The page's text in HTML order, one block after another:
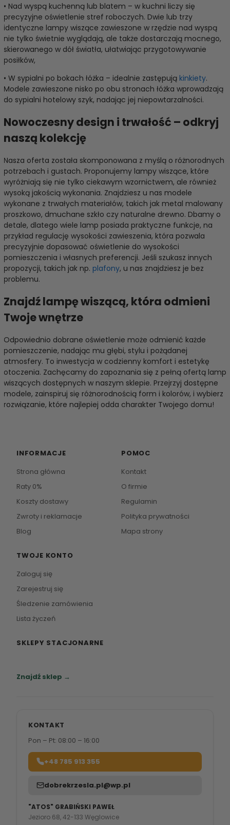
• Nad wyspą kuchenną lub blatem – w kuchni liczy się
precyzyjne oświetlenie stref roboczych. Dwie lub trzy
identyczne lampy wiszące zawieszone w rzędzie nad wyspą
nie tylko świetnie wyglądają, ale także dostarczają mocnego,
skierowanego w dół światła, ułatwiając przygotowywanie
posiłków,
• W sypialni po bokach łóżka – idealnie zastępują kinkiety.
Modele zawieszone nisko po obu stronach łóżka wprowadzają
do sypialni hotelowy szyk, nadając jej niepowtarzalności.
Nowoczesny design i trwałość – odkryj
naszą kolekcję
Nasza oferta została skomponowana z myślą o różnorodnych
potrzebach i gustach. Proponujemy lampy wiszące, które
wyróżniają się nie tylko ciekawym wzornictwem, ale również
wysoką jakością wykonania. Znajdziesz u nas modele
wykonane z trwałych materiałów, takich jak metal malowany
proszkowo, dmuchane szkło czy naturalne drewno. Dbamy o
detale, dlatego wiele lamp posiada praktyczne funkcje, na
przykład regulację wysokości zawieszenia, która pozwala
precyzyjnie dopasować oświetlenie do wysokości
pomieszczenia i własnych preferencji. Jeśli szukasz innych
propozycji, takich jak np. plafony, u nas znajdziesz je bez
problemu.
Znajdź lampę wiszącą, która odmieni
Twoje wnętrze
Odpowiednio dobrane oświetlenie może odmienić każde
pomieszczenie, nadając mu głębi, stylu i pożądanej
atmosfery. To inwestycja w codzienny komfort i estetykę
otoczenia. Zachęcamy do zapoznania się z pełną ofertą lamp
wiszących dostępnych w naszym sklepie. Przejrzyj dostępne
modele, zainspiruj się różnorodnością form i kolorów, i wybierz
rozwiązanie, które najlepiej odda charakter Twojego domu!
INFORMACJE
Strona główna
Raty 0%
Koszty dostawy
Zwroty i reklamacje
Blog
POMOC
Kontakt
O firmie
Regulamin
Polityka prywatności
Mapa strony
TWOJE KONTO
Zaloguj się
Zarejestruj się
Śledzenie zamówienia
Lista życzeń
SKLEPY STACJONARNE
Znajdź sklep →
KONTAKT
Pon – Pt: 08:00 – 16:00
+48 785 913 355
dobrekrzesla.pl@wp.pl
"ATOS" GRABIŃSKI PAWEŁ
Jezioro 68, 42-133 Węglowice